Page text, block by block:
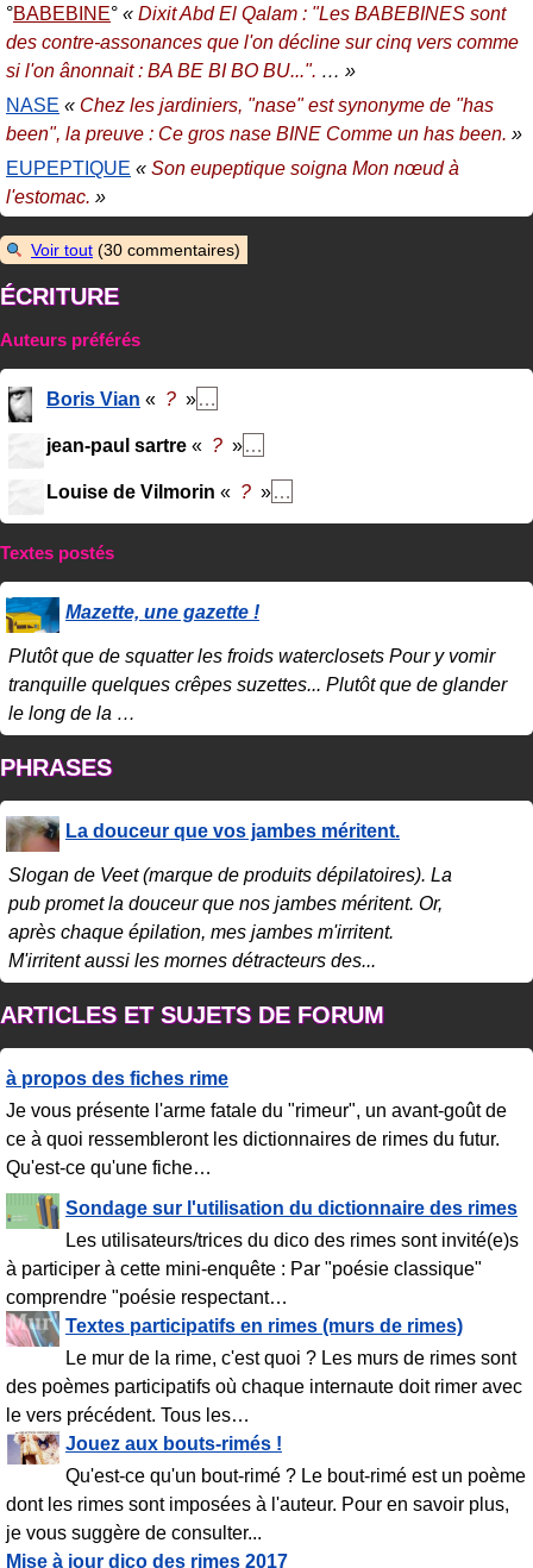
BABEBINE
« Dixit Abd El Qalam : "Les BABEBINES sont
des contre-assonances que l'on décline sur cinq vers comme
si l'on ânonnait : BA BE BI BO BU...".
… »
NASE « Chez les jardiniers, "nase" est synonyme de "has
been", la preuve : Ce gros nase BINE Comme un has been. »
EUPEPTIQUE « Son eupeptique soigna Mon nœud à
l'estomac. »
Voir tout (30 commentaires)
ÉCRITURE
Auteurs préférés
Boris Vian « ? »…
jean-paul sartre « ? »…
Louise de Vilmorin « ? »…
Textes postés
Mazette, une gazette !
Plutôt que de squatter les froids waterclosets Pour y vomir
tranquille quelques crêpes suzettes... Plutôt que de glander
le long de la …
PHRASES
La douceur que vos jambes méritent.
Slogan de Veet (marque de produits dépilatoires). La
pub promet la douceur que nos jambes méritent. Or,
après chaque épilation, mes jambes m'irritent.
M'irritent aussi les mornes détracteurs des...
ARTICLES ET SUJETS DE FORUM
à propos des fiches rime
Je vous présente l'arme fatale du "rimeur", un avant-goût de
ce à quoi ressembleront les dictionnaires de rimes du futur.
Qu'est-ce qu'une fiche…
Sondage sur l'utilisation du dictionnaire des rimes
Les utilisateurs/trices du dico des rimes sont invité(e)s
à participer à cette mini-enquête : Par "poésie classique"
comprendre "poésie respectant…
Textes participatifs en rimes (murs de rimes)
Le mur de la rime, c'est quoi ? Les murs de rimes sont
des poèmes participatifs où chaque internaute doit rimer avec
le vers précédent. Tous les…
Jouez aux bouts-rimés !
Qu'est-ce qu'un bout-rimé ? Le bout-rimé est un poème
dont les rimes sont imposées à l'auteur. Pour en savoir plus,
je vous suggère de consulter...
Mise à jour dico des rimes 2017